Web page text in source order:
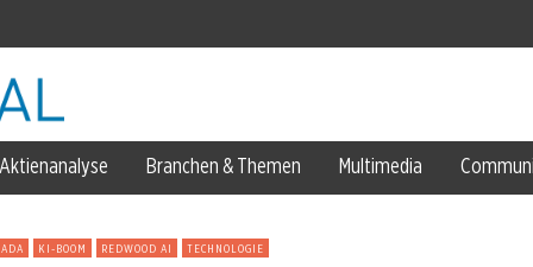
Aktienanalyse Branchen & Themen Multimedia
KI-BOOM REDWOOD AI TECHNOLOGIE